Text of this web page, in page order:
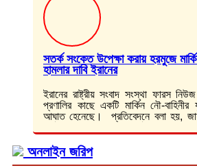
সতর্ক সংকেত উপেক্ষা করায় হরমুজে
হামলার দাবি ইরানের
ইরানের রাষ্ট্রীয় সংবাদ সংস্থা ফারস
প্রণালির কাছে একটি মার্কিন নৌ-বাহিনীর
আঘাত হেনেছে। প্রতিবেদনে বলা হয়,
অনলাইন জরিপ